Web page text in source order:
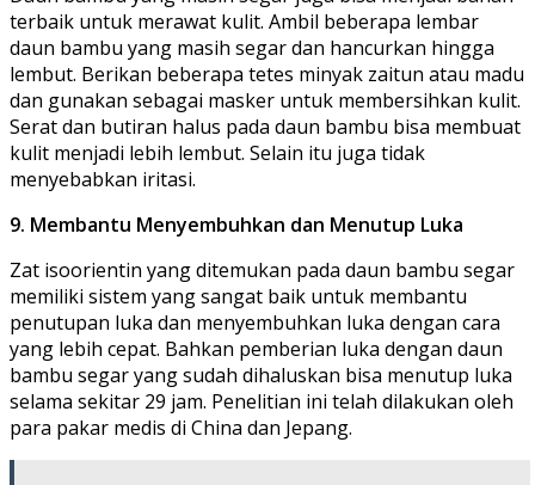
terbaik untuk merawat kulit. Ambil beberapa lembar
daun bambu yang masih segar dan hancurkan hingga
lembut. Berikan beberapa tetes minyak zaitun atau madu
dan gunakan sebagai masker untuk membersihkan kulit.
Serat dan butiran halus pada daun bambu bisa membuat
kulit menjadi lebih lembut. Selain itu juga tidak
menyebabkan iritasi.
9. Membantu Menyembuhkan dan Menutup Luka
Zat isoorientin yang ditemukan pada daun bambu segar
memiliki sistem yang sangat baik untuk membantu
penutupan luka dan menyembuhkan luka dengan cara
yang lebih cepat. Bahkan pemberian luka dengan daun
bambu segar yang sudah dihaluskan bisa menutup luka
selama sekitar 29 jam. Penelitian ini telah dilakukan oleh
para pakar medis di China dan Jepang.